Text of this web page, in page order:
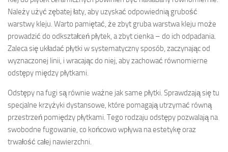
Należy użyć zębatej łaty, aby uzyskać odpowiednią grubość
warstwy kleju. Warto pamiętać, że zbyt gruba warstwa kleju może
prowadzić do odkształceń płytek, a zbyt cienka – do ich odpadania.
Zaleca się układać płytki w systematyczny sposób, zaczynając od
wyznaczonej linii, i wracając do niej, aby zachować równomierne
odstępy między płytkami.
Odstępy na fugi są równie ważne jak same płytki. Sprawdzają się tu
specjalne krzyżyki dystansowe, które pomagają utrzymać równą
przestrzeń pomiędzy płytkami. Tego rodzaju odstępy pozwalają na
swobodne fugowanie, co końcowo wpływa na estetykę oraz
trwałość całej nawierzchni.